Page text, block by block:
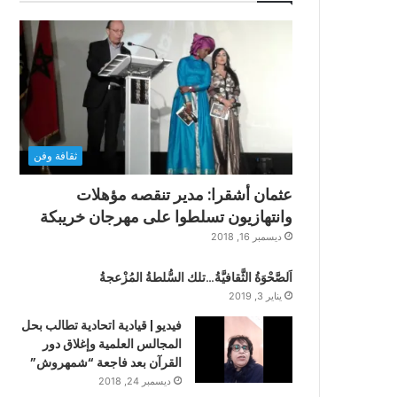
ثقافة وفن
عثمان أشقرا: مدير تنقصه مؤهلات
وانتهازيون تسلطوا على مهرجان خريبكة
ديسمبر 16, 2018
اَلصَّحْوَةُ الثَّقافيَّةُ…تلك السُّلطةُ المُزْعجةُ
يناير 3, 2019
فيديو | قيادية اتحادية تطالب بحل
المجالس العلمية وإغلاق دور
القرآن بعد فاجعة “شمهروش”
ديسمبر 24, 2018